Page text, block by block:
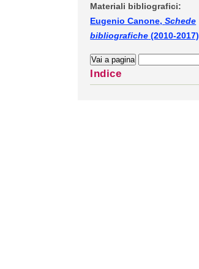
Materiali bibliografici:
Eugenio Canone,Schede
bibliografiche (2010-2017)
Indice